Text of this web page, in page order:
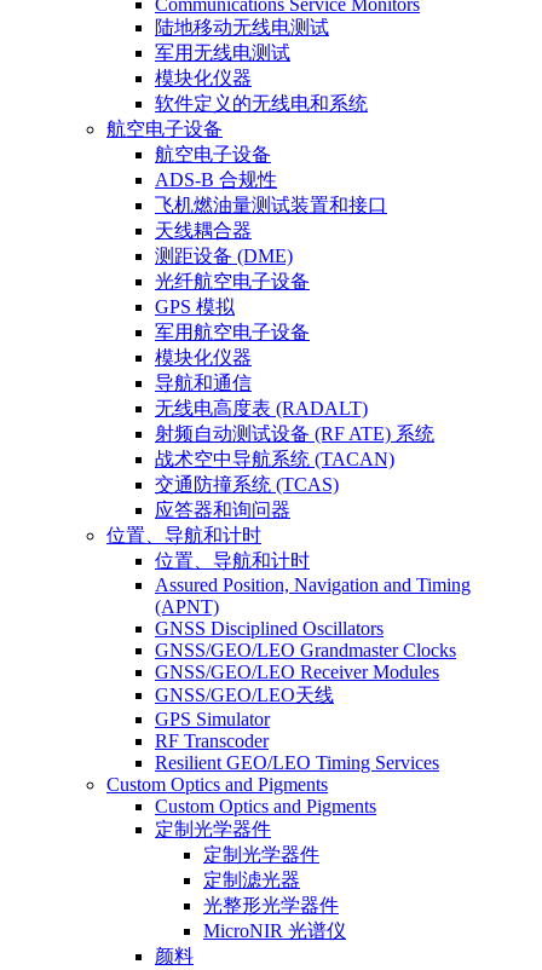
Communications Service Monitors
陆地移动无线电测试
军用无线电测试
模块化仪器
软件定义的无线电和系统
航空电子设备
航空电子设备
ADS-B 合规性
飞机燃油量测试装置和接口
天线耦合器
测距设备 (DME)
光纤航空电子设备
GPS 模拟
军用航空电子设备
模块化仪器
导航和通信
无线电高度表 (RADALT)
射频自动测试设备 (RF ATE) 系统
战术空中导航系统 (TACAN)
交通防撞系统 (TCAS)
应答器和询问器
位置、导航和计时
位置、导航和计时
Assured Position, Navigation and Timing
(APNT)
GNSS Disciplined Oscillators
GNSS/GEO/LEO Grandmaster Clocks
GNSS/GEO/LEO Receiver Modules
GNSS/GEO/LEO天线
GPS Simulator
RF Transcoder
Resilient GEO/LEO Timing Services
Custom Optics and Pigments
Custom Optics and Pigments
定制光学器件
定制光学器件
定制滤光器
光整形光学器件
MicroNIR 光谱仪
颜料